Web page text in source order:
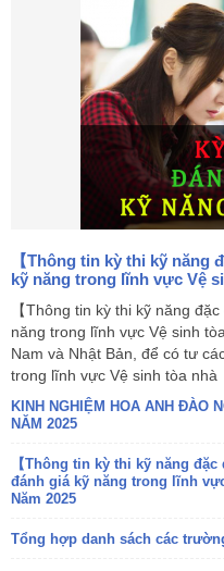
【Thông tin kỳ thi kỹ năng
kỹ năng trong lĩnh vực Vệ
【Thông tin kỳ thi kỹ năng
năng trong lĩnh vực Vệ sinh
Nam và Nhật Bản, để có tư
trong lĩnh vực Vệ sinh tòa nhà
KINH NGHIỆM HOA ANH ĐÀO
NĂM 2025
【Thông tin kỳ thi kỹ năng
đánh giá kỹ năng trong lĩnh
Năm 2025
Tổng hợp danh sách các